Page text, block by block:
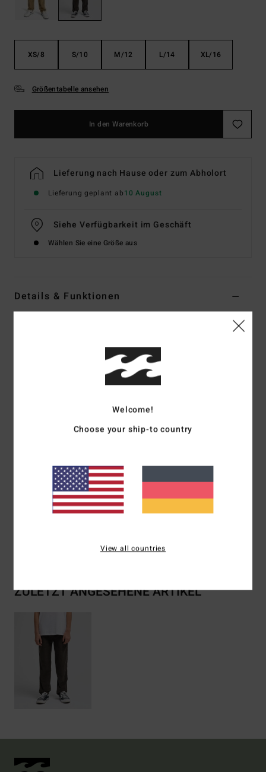
XS/8 S/10 M/12 L/14 XL/16
Größentabelle ansehen
In den Warenkorb
Lieferung nach Hause oder zum Abholort
Lieferung geplant ab10 August
Siehe Verfügbarkeit im Geschäft
Wählen Sie eine Größe aus
Details & Funktionen
Farbcoderav
Entspannte Elastische Taille
Kordelzug innen
Leistentaschen hinten
Zusammensetzung[Hauptstoff] 100 % Baumwolle
Versand & Rückversand
ZULETZT ANGESEHENE ARTIKEL
Welcome!
Choose your ship-to country
View all countries